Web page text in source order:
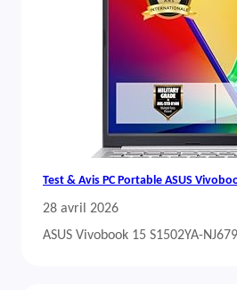
Test & Avis PC Portable ASUS
28 avril 2026
ASUS Vivobook 15 S1502YA-